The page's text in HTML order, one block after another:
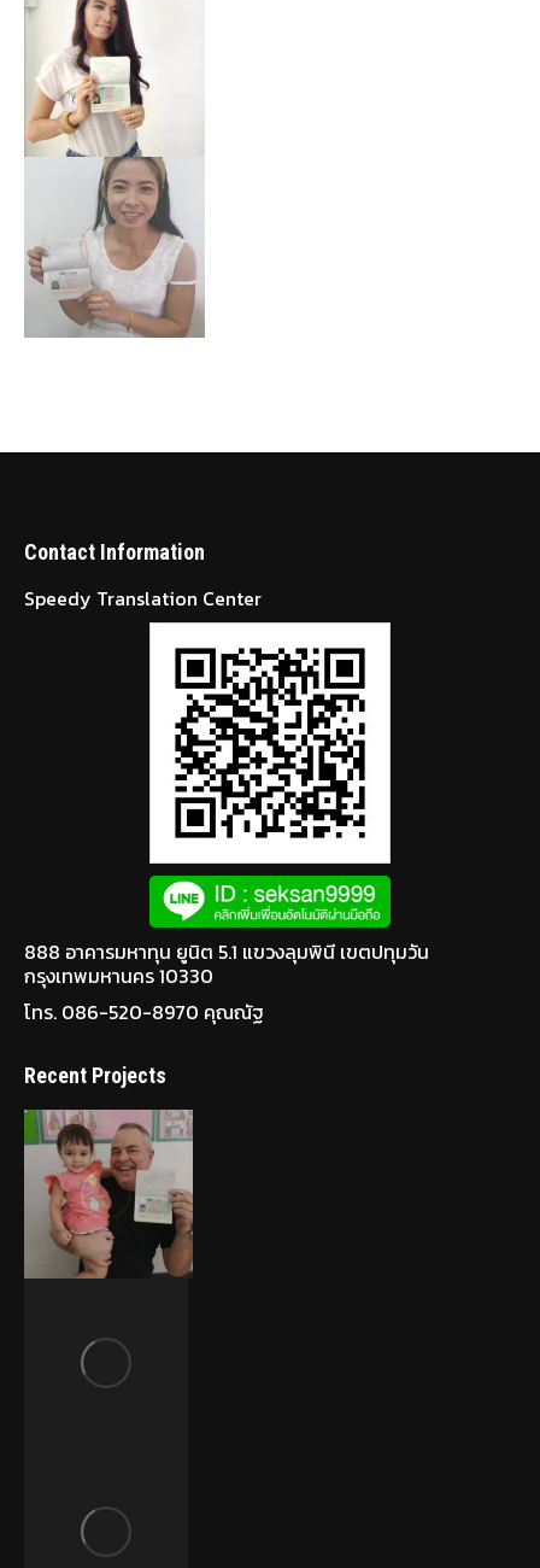
Contact Information
Speedy Translation Center
888 อาคารมหาทุน ยูนิต 5.1 แขวงลุมพินี เขตปทุมวัน
กรุงเทพมหานคร 10330
โทร. 086-520-8970 คุณณัฐ
DBD Registered